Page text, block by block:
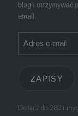
blog i otrzymywać
email.
mail
ZAPISY
Dołącz do 282